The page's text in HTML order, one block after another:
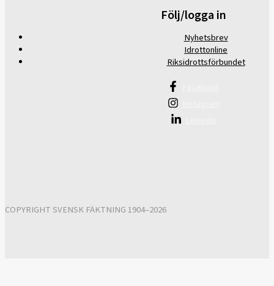
Följ/logga in
Nyhetsbrev
Idrottonline
Riksidrottsförbundet
COPYRIGHT SVENSK FÄKTNING 1904–2026